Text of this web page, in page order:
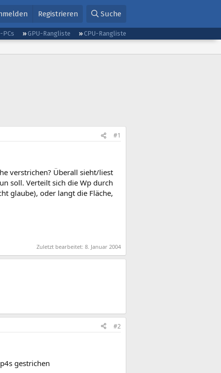
Registrieren Suche
PCs GPU-Rangliste
CPU-Rangliste
#1
verstrichen? Überall sieht/liest
soll. Verteilt sich die Wp durch
glaube), oder langt die Fläche,
Zuletzt bearbeitet: 8. Januar 2004
#2
gestrichen